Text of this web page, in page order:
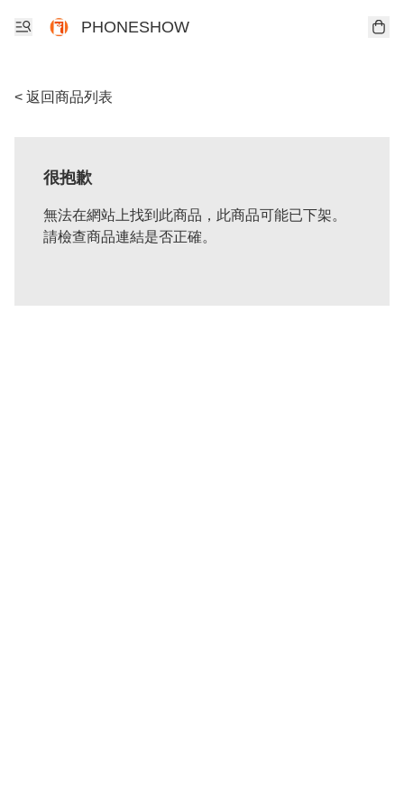
PHONESHOW
< 返回商品列表
很抱歉
無法在網站上找到此商品，此商品可能已下架。
請檢查商品連結是否正確。